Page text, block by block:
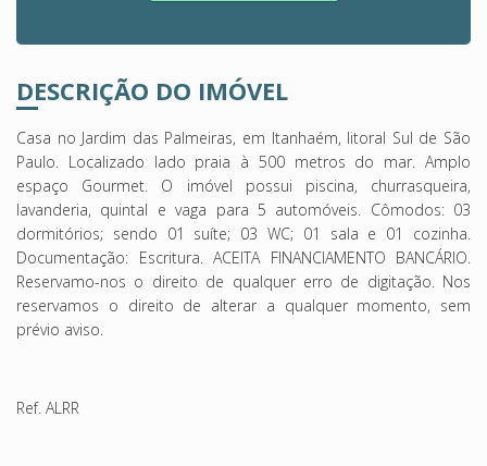
DESCRIÇÃO DO IMÓVEL
Casa no Jardim das Palmeiras, em Itanhaém, litoral Sul de São
Paulo. Localizado lado praia à 500 metros do mar. Amplo
espaço Gourmet. O imóvel possui piscina, churrasqueira,
lavanderia, quintal e vaga para 5 automóveis. Cômodos: 03
dormitórios; sendo 01 suíte; 03 WC; 01 sala e 01 cozinha.
Documentação: Escritura. ACEITA FINANCIAMENTO BANCÁRIO.
Reservamo-nos o direito de qualquer erro de digitação. Nos
reservamos o direito de alterar a qualquer momento, sem
prévio aviso.
Ref. ALRR